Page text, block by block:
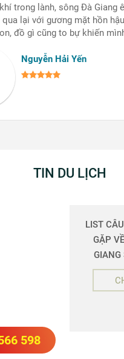
trong lành, sông Đà Giang
qua lại với gương mặt hồn
đồ gì cũng to bự khiến
còn kết nối được với nhiều
nữa, nên thực sự rất vui.
Nguyễn Hải Yến
TIN DU LỊCH
LIST
GẶP
GIANG
598